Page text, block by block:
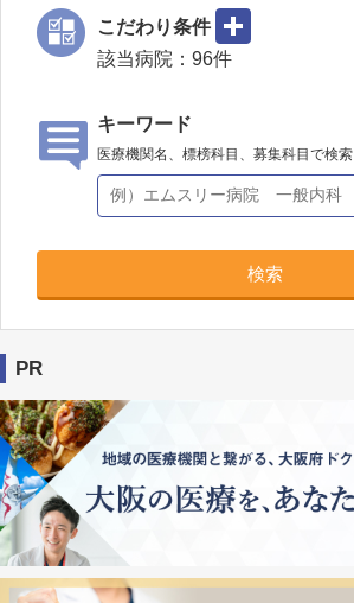
こだわり条件
該当病院： 96件
キーワード
医療機関名、標榜科目、募集科目で検索
検索
PR